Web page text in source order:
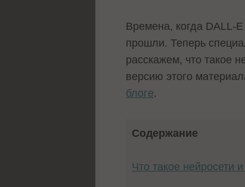
Времена, когда DALL-
прошли. Теперь
расскажем, что такое
версию этого
блоге.
Содержание
Что такое нейросети